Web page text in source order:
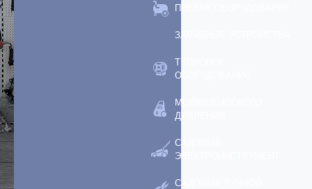
ПНЕВМООБОРУДОВАНИЕ
ЗАРЯДНЫЕ УСТРОЙСТВА
ТЕПЛОВОЕ
ОБОРУДОВАНИЕ
МОЙКИ ВЫСОКОГО
ДАВЛЕНИЯ
САДОВЫЙ
ЭЛЕКТРОИНСТРУМЕНТ
САДОВЫЙ РУЧНОЙ